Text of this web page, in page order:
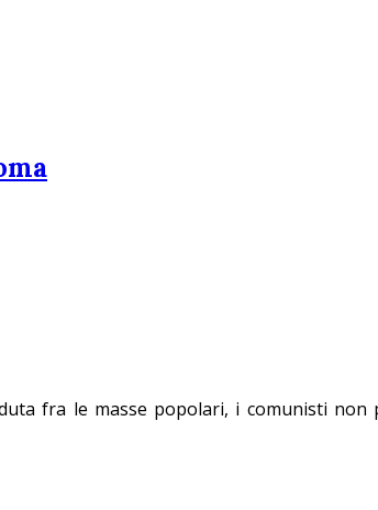
fra le masse popolari, i comunisti non